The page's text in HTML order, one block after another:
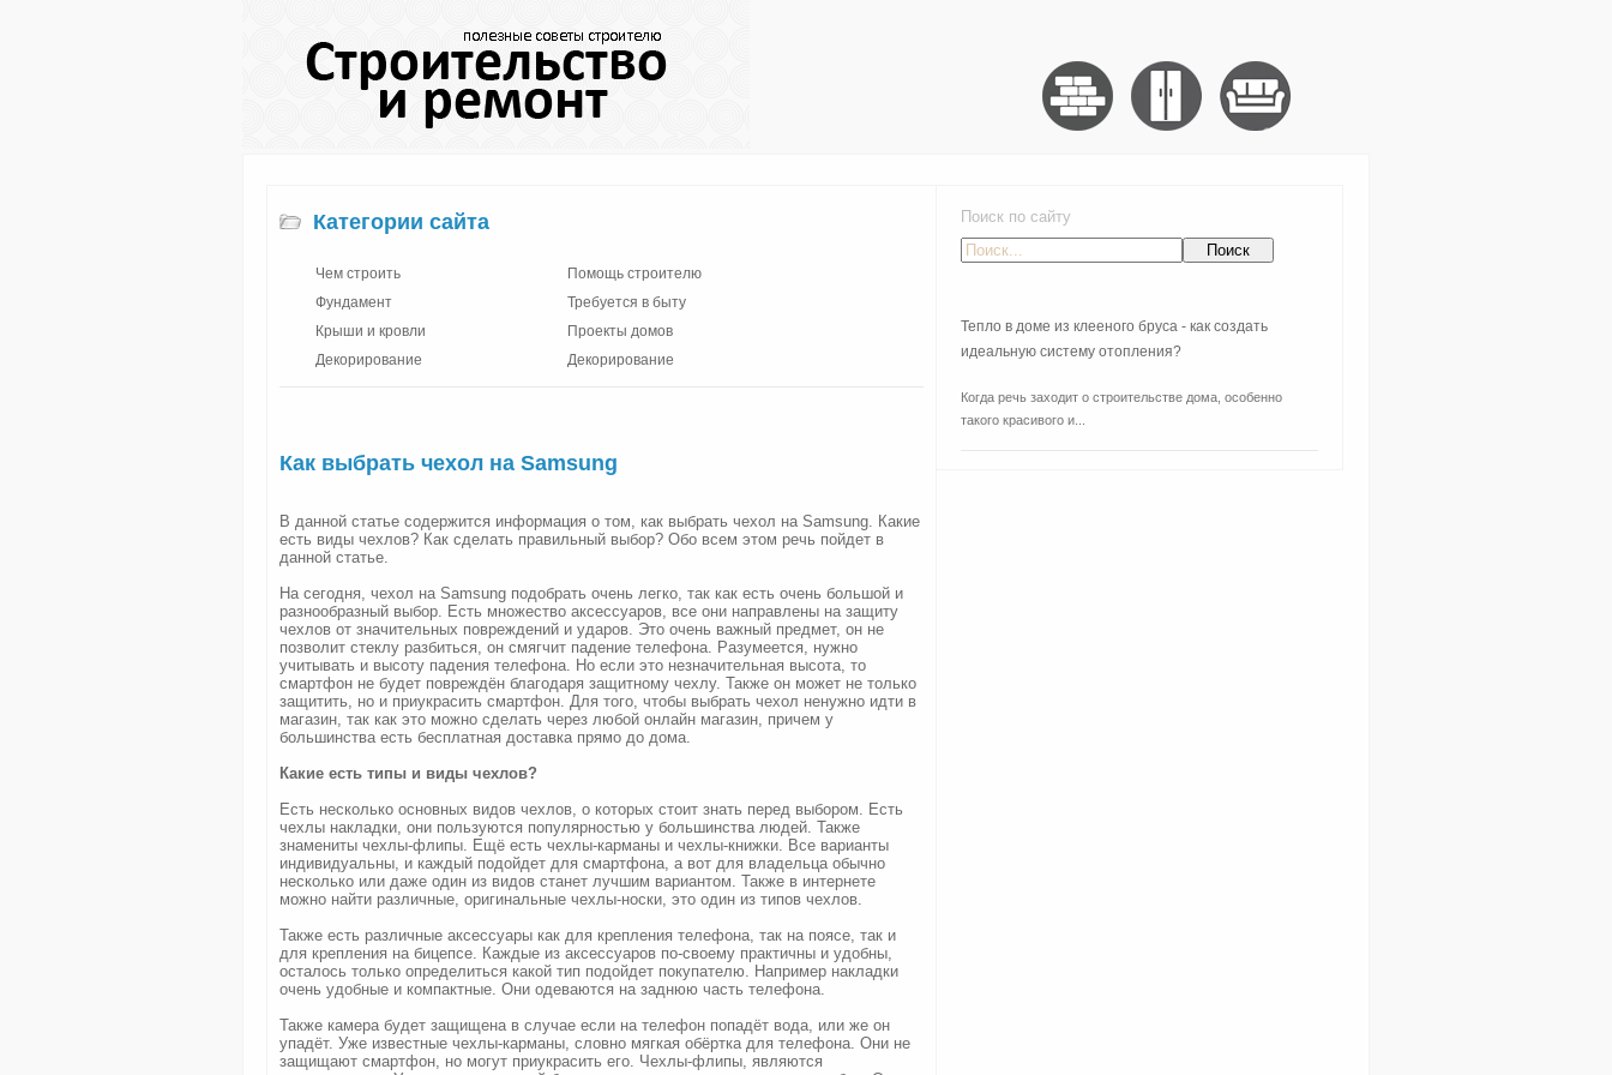
Категории сайта
Чем строить
Фундамент
Крыши и кровли
Декорирование
Помощь строителю
Требуется в быту
Проекты домов
Декорирование
Как выбрать чехол на Samsung
В данной статье содержится информация о том, как выбрать чехол на Samsung. Какие
есть виды чехлов? Как сделать правильный выбор? Обо всем этом речь пойдет в
данной статье.
На сегодня, чехол на Samsung подобрать очень легко, так как есть очень большой и
разнообразный выбор. Есть множество аксессуаров, все они направлены на защиту
чехлов от значительных повреждений и ударов. Это очень важный предмет, он не
позволит стеклу разбиться, он смягчит падение телефона. Разумеется, нужно
учитывать и высоту падения телефона. Но если это незначительная высота, то
смартфон не будет повреждён благодаря защитному чехлу. Также он может не только
защитить, но и приукрасить смартфон. Для того, чтобы выбрать чехол ненужно идти в
магазин, так как это можно сделать через любой онлайн магазин, причем у
большинства есть бесплатная доставка прямо до дома.
Какие есть типы и виды чехлов?
Есть несколько основных видов чехлов, о которых стоит знать перед выбором. Есть
чехлы накладки, они пользуются популярностью у большинства людей. Также
знамениты чехлы-флипы. Ещё есть чехлы-карманы и чехлы-книжки. Все варианты
индивидуальны, и каждый подойдет для смартфона, а вот для владельца обычно
несколько или даже один из видов станет лучшим вариантом. Также в интернете
можно найти различные, оригинальные чехлы-носки, это один из типов чехлов.
Также есть различные аксессуары как для крепления телефона, так на поясе, так и
для крепления на бицепсе. Каждые из аксессуаров по-своему практичны и удобны,
осталось только определиться какой тип подойдет покупателю. Например накладки
очень удобные и компактные. Они одеваются на заднюю часть телефона.
Также камера будет защищена в случае если на телефон попадёт вода, или же он
упадёт. Уже известные чехлы-карманы, словно мягкая обёртка для телефона. Они не
защищают смартфон, но могут приукрасить его. Чехлы-флипы, являются
Поиск по сайту
Тепло в доме из клееного бруса - как создать
идеальную систему отопления?
Когда речь заходит о строительстве дома, особенно
такого красивого и...